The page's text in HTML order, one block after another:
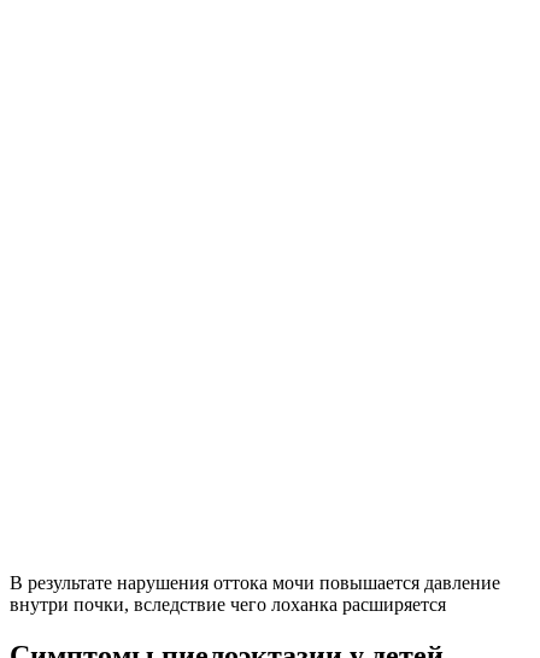
В результате нарушения оттока мочи повышается давление
внутри почки, вследствие чего лоханка расширяется